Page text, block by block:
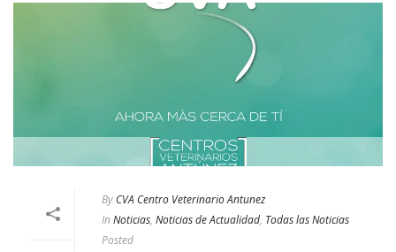
By CVA Centro Veterinario Antunez
In Noticias, Noticias de Actualidad, Todas las Noticias
Posted